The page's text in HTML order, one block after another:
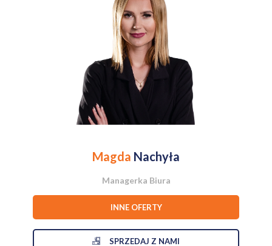
* Open Space: przestronny salon połączony z funkcjonalną jadalnią
oraz w pełni wyposażoną kuchnią,
* całoroczny ogród zimowy, będący naturalnym przedłużeniem
salonu i idealnym miejscem na relaks z widokiem na zieleń,
* 2 ustawne sypialnie (doskonałe również na gabinety biurowe),
* elegancka łazienka oraz osobna toaleta dla gości,
* reprezentacyjna strefa wejściowa.
Poziom 2 (Piętro - strefa prywatna / biurowa):
* 3 przestronne, jasne sypialnie (lub komfortowe pokoje pracy),
STANDARD I ARCHITEKTURA:
Nieruchomość wyróżnia się unikalną bryłą i doskonałym
rozplanowaniem przestrzeni, zaprojektowaną przez wybitnego
wzniesiony w technologii tradycyjnej z wysokiej jakości cegły , co
Magda Nachyła
Managerka Biura
INNE OFERTY
SPRZEDAJ Z NAMI